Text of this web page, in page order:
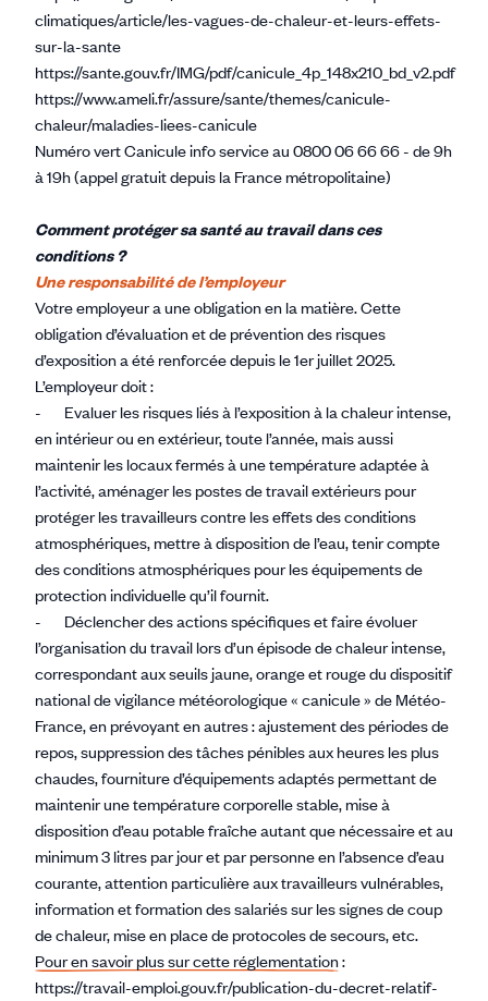
climatiques/article/les-vagues-de-chaleur-et-leurs-effets-
sur-la-sante
https://sante.gouv.fr/IMG/pdf/canicule_4p_148x210_bd_v2.pdf
https://www.ameli.fr/assure/sante/themes/canicule-
chaleur/maladies-liees-canicule
Numéro vert Canicule info service au 0800 06 66 66 - de 9h
à 19h (appel gratuit depuis la France métropolitaine)
Comment protéger sa santé au travail dans ces
conditions ?
Une responsabilité de l’employeur
Votre employeur a une obligation en la matière. Cette
obligation d’évaluation et de prévention des risques
d’exposition a été renforcée depuis le 1er juillet 2025.
L’employeur doit :
- Evaluer les risques liés à l’exposition à la chaleur intense,
en intérieur ou en extérieur, toute l’année, mais aussi
maintenir les locaux fermés à une température adaptée à
l’activité, aménager les postes de travail extérieurs pour
protéger les travailleurs contre les effets des conditions
atmosphériques, mettre à disposition de l’eau, tenir compte
des conditions atmosphériques pour les équipements de
protection individuelle qu’il fournit.
- Déclencher des actions spécifiques et faire évoluer
l’organisation du travail lors d’un épisode de chaleur intense,
correspondant aux seuils jaune, orange et rouge du dispositif
national de vigilance météorologique « canicule » de Météo-
France, en prévoyant en autres : ajustement des périodes de
repos, suppression des tâches pénibles aux heures les plus
chaudes, fourniture d’équipements adaptés permettant de
maintenir une température corporelle stable, mise à
disposition d’eau potable fraîche autant que nécessaire et au
minimum 3 litres par jour et par personne en l’absence d’eau
courante, attention particulière aux travailleurs vulnérables,
information et formation des salariés sur les signes de coup
de chaleur, mise en place de protocoles de secours, etc.
Pour en savoir plus sur cette réglementation:
https://travail-emploi.gouv.fr/publication-du-decret-relatif-